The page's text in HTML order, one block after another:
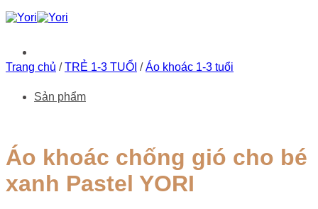
Sản phẩm
Trang chủ / TRẺ 1-3 TUỔI / Áo khoác 1-3 tuổi
Áo khoác chống gió cho bé
xanh Pastel YORI